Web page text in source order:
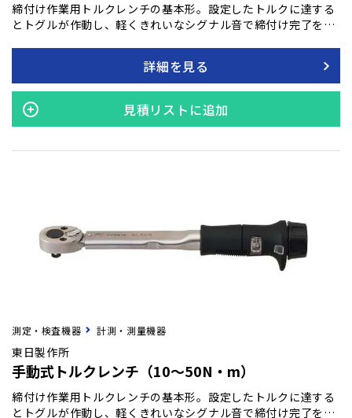
締付け作業用トルクレンチの基本形。設定したトルクに達する
とトグルが作動し、軽くきれいなシグナル音で締付け完了を感
詳細を見る
見積リストに追加
測定・検査機器 計測・測量機器
東日製作所
手動式トルクレンチ（10～50N・m）
締付け作業用トルクレンチの基本形。設定したトルクに達する
とトグルが作動し、軽くきれいなシグナル音で締付け完了を感